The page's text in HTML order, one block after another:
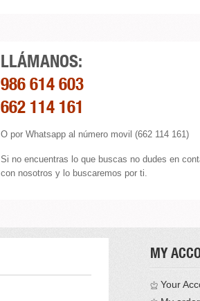
LLÁMANOS:
986 614 603
662 114 161
O por Whatsapp al número movil (662 114 161)
Si no encuentras lo que buscas no dudes en
con nosotros y lo buscaremos por ti.
MY
Your